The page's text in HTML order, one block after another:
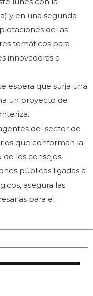
y en una segunda
de las
temáticos para
innovadoras a
espera que surja una
un proyecto de
del sector de
que conforman la
los consejos
públicas ligadas al
asegura las
para el